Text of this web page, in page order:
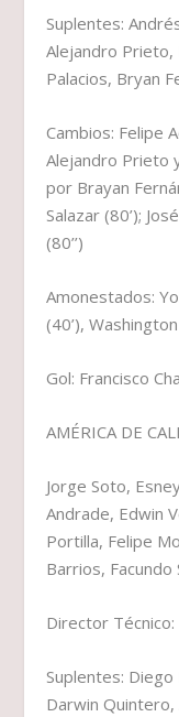
Suplentes:
Alejandro Prieto,
Palacios, Bryan
Cambios: Felipe
Alejandro Prieto
por Brayan
Salazar (80’);
(80’’)
Amonestados:
(40’),
Gol: Francisco
AMÉRICA DE
Jorge Soto,
Andrade, Edwin
Portilla, Felipe
Barrios, Facundo
Director Técnico:
Suplentes:
Darwin Quintero,